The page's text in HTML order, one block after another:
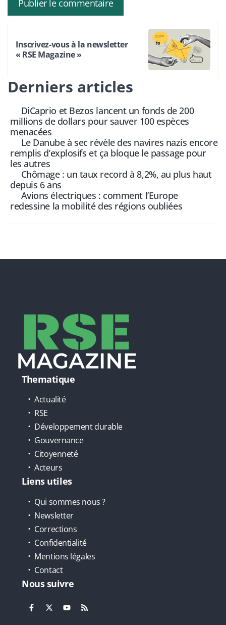
Inscrivez-vous à la newsletter
« RSE Magazine »
Derniers articles
DiCaprio et Bezos lancent un fonds de 200
millions de dollars pour sauver 100 espèces
menacées
Le Danube à sec révèle des navires nazis encore
remplis d’explosifs et ça bloque le passage pour
les autres
Chômage : un taux record à 8,2%, au plus haut
depuis 6 ans
Avions électriques : comment l’Europe
redessine la mobilité des régions oubliées
Thematique
Actualité
RSE
Développement durable
Gouvernance
Citoyenneté
Acteurs
Liens utiles
Qui sommes nous ?
Newsletter
Corrections
Confidentialité
Mentions légales
Contact
Nous suivre